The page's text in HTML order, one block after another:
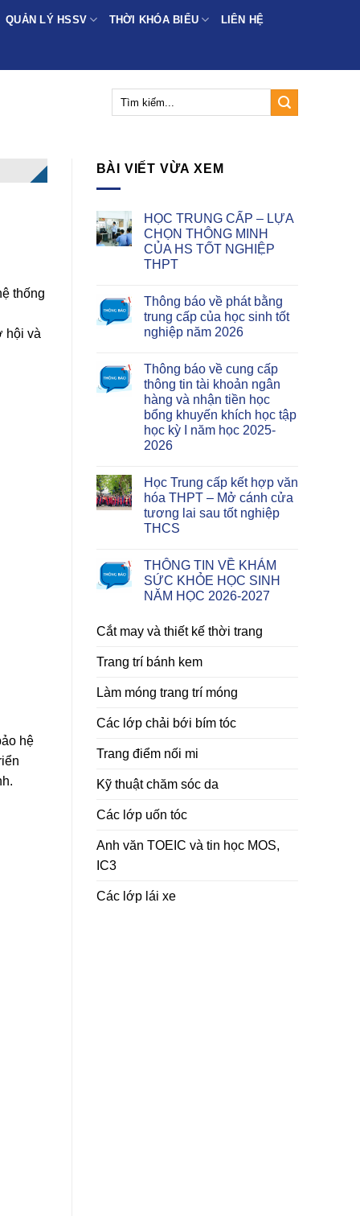
QUẢN LÝ HSSV THỜI KHÓA BIỂU LIÊN HỆ
thống
hội và
hệ
BÀI VIẾT VỪA XEM
HỌC TRUNG CẤP – LỰA
CHỌN THÔNG MINH
CỦA HS TỐT NGHIỆP
THPT
Thông báo về phát bằng
trung cấp của học sinh tốt
nghiệp năm 2026
Thông báo về cung cấp
thông tin tài khoản ngân
hàng và nhận tiền học
bổng khuyến khích học tập
học kỳ I năm học 2025-
2026
Học Trung cấp kết hợp văn
hóa THPT – Mở cánh cửa
tương lai sau tốt nghiệp
THCS
THÔNG TIN VỀ KHÁM
SỨC KHỎE HỌC SINH
NĂM HỌC 2026-2027
Cắt may và thiết kế thời trang
Trang trí bánh kem
Làm móng trang trí móng
Các lớp chải bới bím tóc
Trang điểm nối mi
Kỹ thuật chăm sóc da
Các lớp uốn tóc
Anh văn TOEIC và tin học MOS,
IC3
Các lớp lái xe